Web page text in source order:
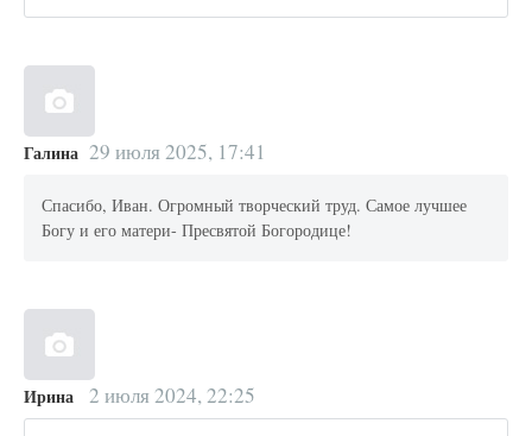
Галина 29 июля 2025, 17:41
Спасибо, Иван. Огромный творческий труд. Самое лучшее
Богу и его матери- Пресвятой Богородице!
Ирина 2 июля 2024, 22:25